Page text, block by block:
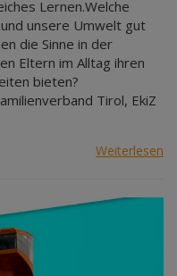
Lernen.Welche
unsere Umwelt gut
die Sinne in der
Eltern im Alltag ihren
bieten?
Tirol, EkiZ
Weiterlesen